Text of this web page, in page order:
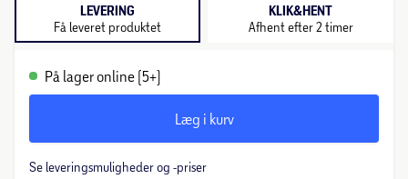
LEVERING
Få leveret produktet
KLIK&HENT
Afhent efter 2 timer
På lager online (5+)
Læg i kurv
Se leveringsmuligheder og -priser